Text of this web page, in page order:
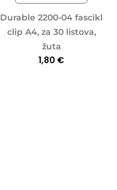
Durable 2200-04 fascikl
clip A4, za 30 listova,
žuta
1,80 €